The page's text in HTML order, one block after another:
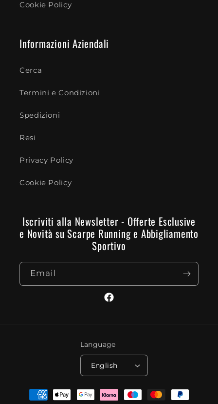
Cookie Policy
Informazioni Aziendali
Cerca
Termini e Condizioni
Spedizioni
Resi
Privacy Policy
Cookie Policy
Iscriviti alla Newsletter - Offerte Esclusive
e Novità su Scarpe Running e Abbigliamento
Sportivo
Email
Facebook
Language
English
Payment